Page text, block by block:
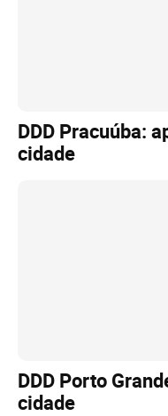
DDD Pracuúba:
cidade
DDD Porto
cidade